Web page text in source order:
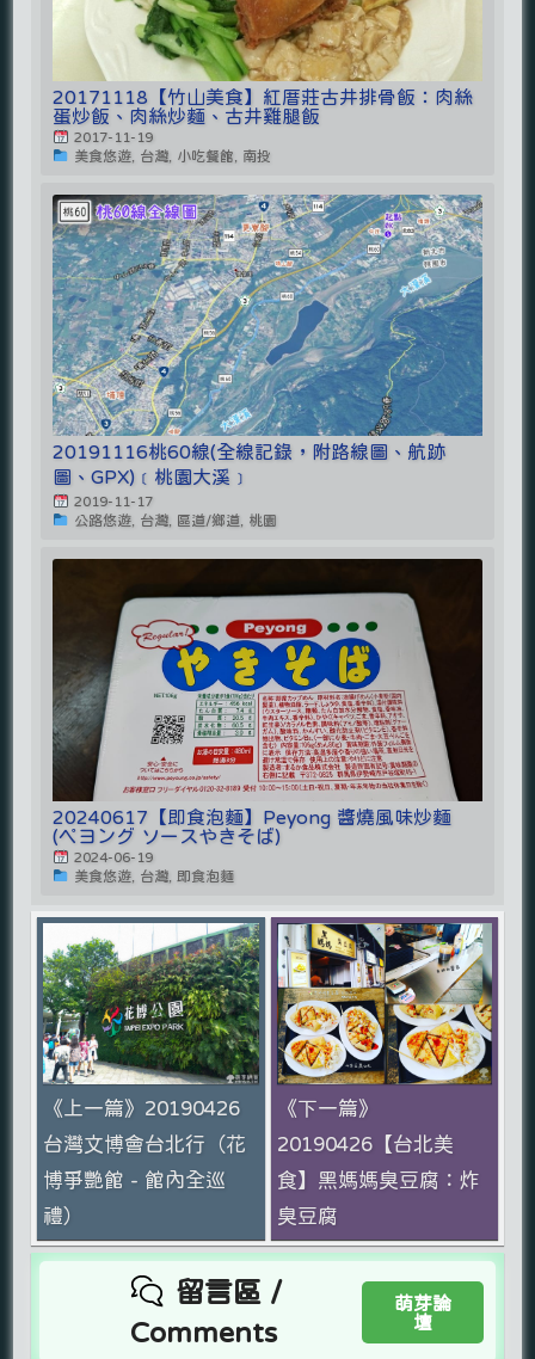
20171118【竹山美食】紅厝莊古井排骨飯：肉絲
蛋炒飯、肉絲炒麵、古井雞腿飯
2017-11-19
美食悠遊, 台灣, 小吃餐館, 南投
20191116桃60線(全線記錄，附路線圖、航跡
圖、GPX)﹝桃園大溪﹞
2019-11-17
公路悠遊, 台灣, 區道/鄉道, 桃園
20240617【即食泡麵】Peyong 醬燒風味炒麵
(ペヨング ソースやきそば)
2024-06-19
美食悠遊, 台灣, 即食泡麵
《上一篇》20190426
台灣文博會台北行（花
博爭艷館 - 館內全巡
禮）
《下一篇》
20190426【台北美
食】黑媽媽臭豆腐：炸
臭豆腐
留言區 /
Comments
萌芽論
壇